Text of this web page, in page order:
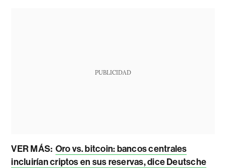
PUBLICIDAD
VER MÁS: Oro vs. bitcoin: bancos centrales
incluirían criptos en sus reservas, dice Deutsche